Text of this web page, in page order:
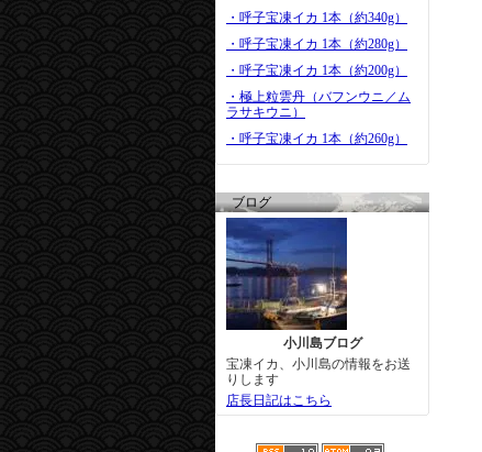
・呼子宝凍イカ 1本（約340g）
・呼子宝凍イカ 1本（約280g）
・呼子宝凍イカ 1本（約200g）
・極上粒雲丹（バフンウニ／ム
ラサキウニ）
・呼子宝凍イカ 1本（約260g）
ブログ
小川島ブログ
宝凍イカ、小川島の情報をお送
りします
店長日記はこちら